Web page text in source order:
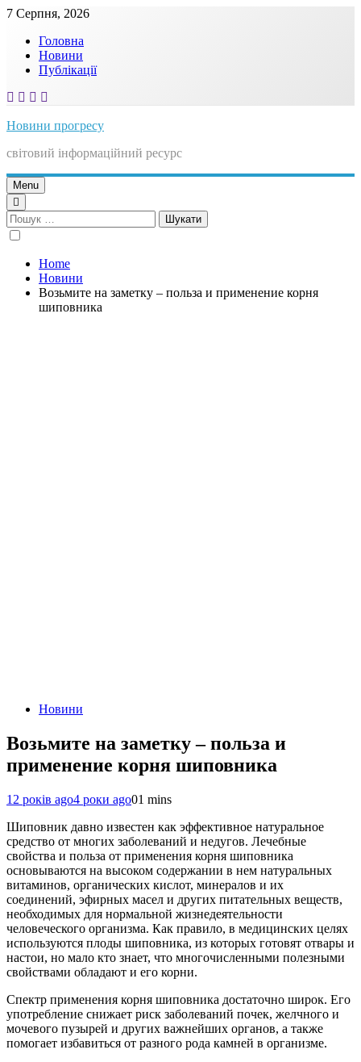
Skip
content
7 Серпня, 2026
Головна
Новини
Публікації
Новини прогресу
світовий інформаційний ресурс
Menu
Пошук:
Home
Новини
Возьмите на заметку – польза и применение корня
шиповника
Новини
Возьмите на заметку – польза и
применение корня шиповника
12 років ago4 роки ago01 mins
Шиповник давно известен как эффективное натуральное
средство от многих заболеваний и недугов. Лечебные
свойства и польза от применения корня шиповника
основываются на высоком содержании в нем натуральных
витаминов, органических кислот, минералов и их
соединений, эфирных масел и других питательных веществ,
необходимых для нормальной жизнедеятельности
человеческого организма. Как правило, в медицинских целях
используются плоды шиповника, из которых готовят отвары и
настои, но мало кто знает, что многочисленными полезными
свойствами обладают и его корни.
Спектр применения корня шиповника достаточно широк. Его
употребление снижает риск заболеваний почек, желчного и
мочевого пузырей и других важнейших органов, а также
помогает избавиться от разного рода камней в организме.